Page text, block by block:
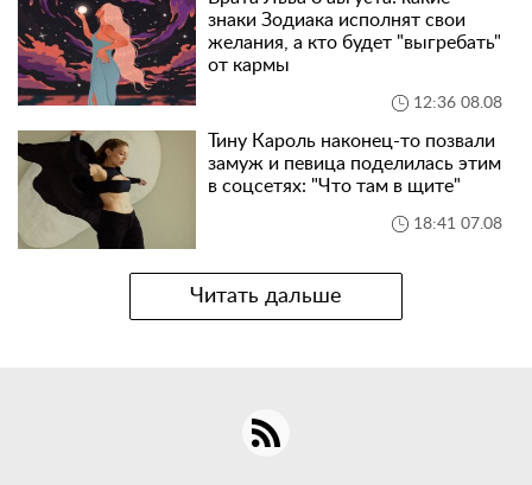
знаки Зодиака исполнят свои
желания, а кто будет "выгребать"
от кармы
12:36 08.08
Тину Кароль наконец-то позвали
замуж и певица поделилась этим
в соцсетях: "Что там в щите"
18:41 07.08
Читать дальше